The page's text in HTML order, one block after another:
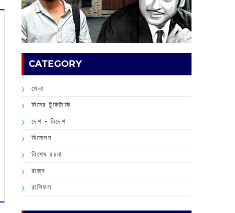
CATEGORY
খেলা
দিনের টুকিটাকি
দেশ - বিদেশ
বিনোদন
বিশেষ রচনা
রাজ্য
রাশিফল